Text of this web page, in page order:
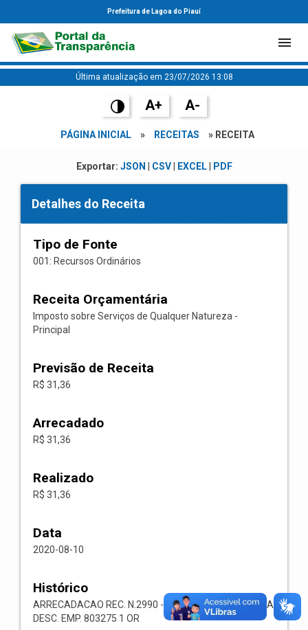
Prefeitura de Lagoa do Piauí
Última atualização em 23/07/2026 13:08
A+ A-
PÁGINA INICIAL » RECEITAS » RECEITA
Exportar: JSON CSV| EXCEL| PDF
Detalhes do Receita
Tipo de Fonte
001: Recursos Ordinários
Receita Orçamentária
Imposto sobre Serviços de Qualquer Natureza -
Principal
Previsão de Receita
R$ 31,36
Arrecadado
R$ 31,36
Realizado
R$ 31,36
Data
2020-08-10
Histórico
ARRECADACAO REC. N.2990 -- 1118.02.3.1.00-RECEITA
DESC. EMP. 803275 1 OR